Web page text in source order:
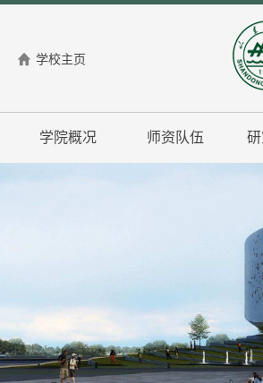
学校主页
学院概况 师资队伍